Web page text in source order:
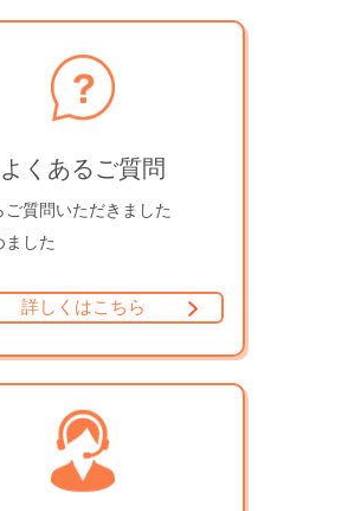
よくあるご質問
ご質問いただきました
ました
詳しくはこちら